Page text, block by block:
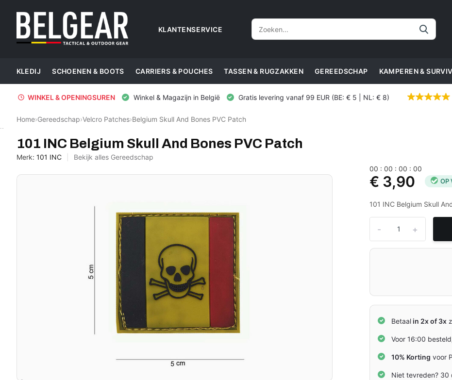
KLANTENSERVICE
KLEDIJ SCHOENEN & BOOTS CARRIERS & POUCHES TASSEN & RUGZAKKEN GEREEDSCHAP KAMPEREN &
WINKEL & OPENINGSUREN Winkel & Magazijn in België Gratis levering vanaf 99 EUR (BE: € 5 | NL: € 8)
Home›Gereedschap›Velcro Patches›Belgium Skull And Bones PVC Patch
101 INC Belgium Skull And Bones PVC Patch
Merk: 101 INC Bekijk alles Gereedschap
00 :00 :00 :00
€ 3,90 OP
101 INC Belgium Skull
+
-
Betaal in 2x of 3x
Voor 16:00
10% Korting voor
Niet tevreden? 30